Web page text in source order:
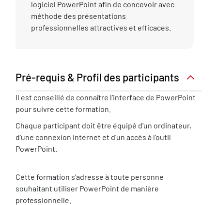
Acquises
logiciel PowerPoint afin de concevoir avec
méthode des présentations
professionnelles attractives et efficaces.
Pré-requis & Profil des participants
Pré-
requis
Il est conseillé de connaître l’interface de PowerPoint
pour suivre cette formation.
Chaque participant doit être équipé d'un ordinateur,
d'une connexion internet et d'un accès à l'outil
PowerPoint.
Cette formation s'adresse à toute personne
souhaitant utiliser PowerPoint de manière
professionnelle.